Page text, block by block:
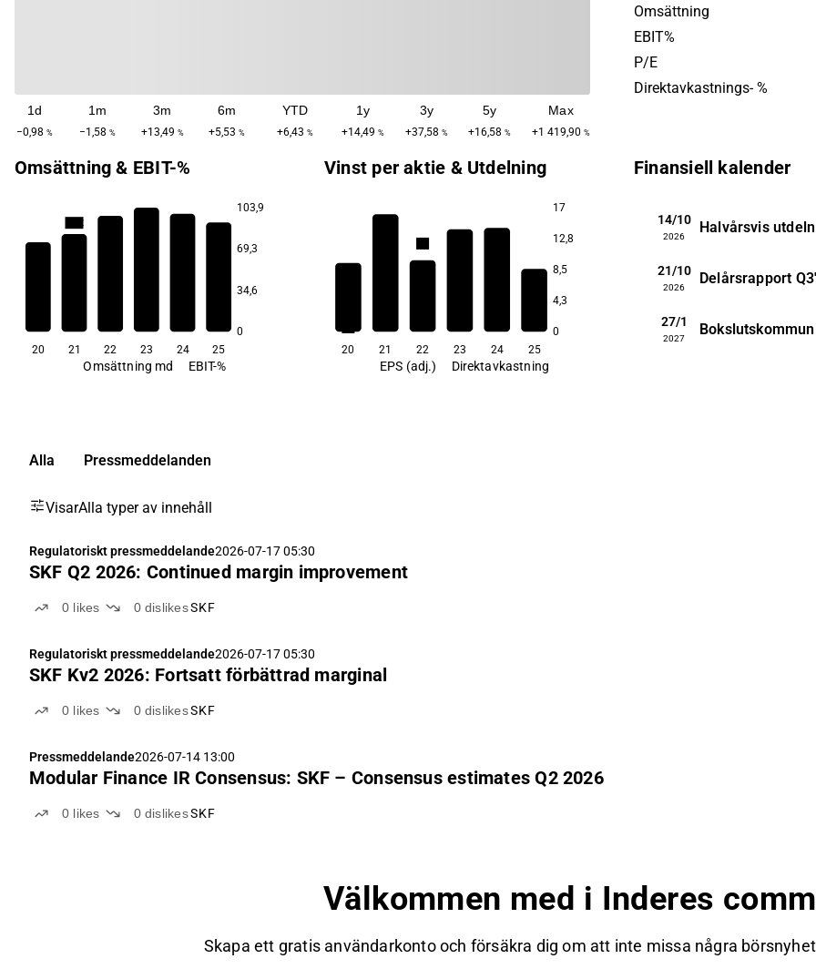
1d
−0,98 %
1m
−1,58 %
3m
+13,49 %
6m
+5,53 %
YTD
+6,43 %
1y
+14,49 %
3y
+37,58 %
5y
+16,58 %
Max
+1 419,90 %
Asien. SKF grundades år
sitt huvudkontor i
Omsättning
EBIT%
P/E
Direktavkastnings- %
Omsättning & EBIT-%
103,9
69,3
34,6
0
13,2
20 21 22 23 24 25
Omsättning md EBIT-%
Vinst per aktie & Utdelning
17
12,8
8,5
4,3
0
20 21 22 23 24 25
EPS (adj.) Direktavkastning
Finansiell kalender
14/10
2026
Halvårsvis
21/10
2026
Delårsrapport
27/1
2027
Alla Pressmeddelanden
VisarAlla typer av innehåll
Regulatoriskt pressmeddelande2026-07-17 05:30
SKF Q2 2026: Continued margin improvement
0 likes 0 dislikesSKF
Regulatoriskt pressmeddelande2026-07-17 05:30
SKF Kv2 2026: Fortsatt förbättrad marginal
0 likes 0 dislikesSKF
Pressmeddelande2026-07-14 13:00
Modular Finance IR Consensus: SKF – Consensus estimates Q2 2026
0 likes 0 dislikesSKF
Välkommen med i Inderes
Skapa ett gratis användarkonto och försäkra dig om att inte missa några